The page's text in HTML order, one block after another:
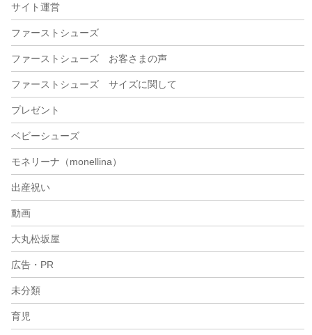
サイト運営
ファーストシューズ
ファーストシューズ お客さまの声
ファーストシューズ サイズに関して
プレゼント
ベビーシューズ
モネリーナ（monellina）
出産祝い
動画
大丸松坂屋
広告・PR
未分類
育児